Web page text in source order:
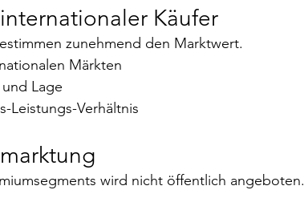
Käufer
zunehmend den Marktwert.
Märkten
Lage
Leistungs-Verhältnis
wird nicht öffentlich angeboten.